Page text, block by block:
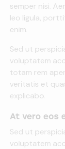
semper nisi.
leo ligula,
enim.
Sed ut
voluptatem
totam rem
veritatis et
explicabo.
At vero eos
Sed ut
voluptatem